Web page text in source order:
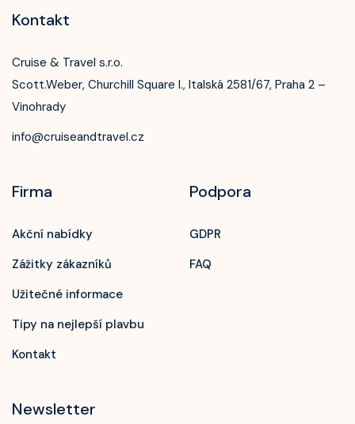
Celebrity Equinox
Celebrity Infinity
Celebrity Millennium
Celebrity Reflection
Celebrity Silhouette
Celebrity Solstice
Celebrity Xpedition
Kontakt
Cruise & Travel s.r.o.
Scott.Weber, Churchill Square I., Italská 2581/67, Praha 2 –
Vinohrady
info@cruiseandtravel.cz
Firma
Akční nabídky
Zážitky zákazníků
Užitečné informace
Tipy na nejlepší plavbu
Kontakt
Podpora
GDPR
FAQ
Newsletter